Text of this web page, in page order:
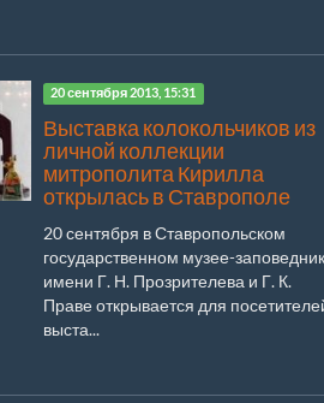
20 сентября 2013, 15:31
Выставка колокольчиков из
личной коллекции
митрополита Кирилла
открылась в Ставрополе
20 сентября в Ставропольском
государственном музее-
имени Г. Н. Прозрителева и Г. К.
Праве открывается для
выста...